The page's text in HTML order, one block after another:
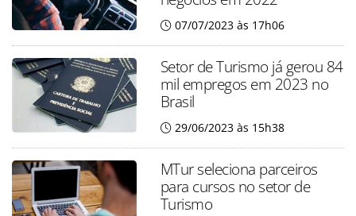
07/07/2023 às 17h06
Setor de Turismo já gerou 84
mil empregos em 2023 no
Brasil
29/06/2023 às 15h38
MTur seleciona parceiros
para cursos no setor de
Turismo